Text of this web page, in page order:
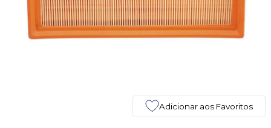
Adicionar aos Favoritos